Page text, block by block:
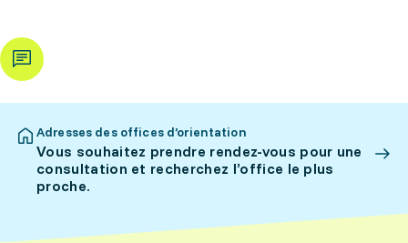
Adresses des offices d’orientation
Vous souhaitez prendre rendez-vous pour une
consultation et recherchez l’office le plus
proche.